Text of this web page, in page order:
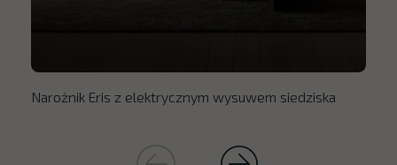
Narożnik Eris z elektrycznym wysuwem siedziska